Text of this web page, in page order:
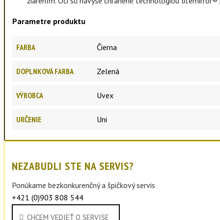
Parametre produktu
FARBA Čierna
DOPLNKOVÁ FARBA Zelená
VÝROBCA Uvex
URČENIE Uni
NEZABUDLI STE NA SERVIS?
Ponúkame bezkonkurenčný a špičkový servis
+421 (0)903 808 544
sportdrexler@post.sk
CHCEM VEDIEŤ O SERVISE